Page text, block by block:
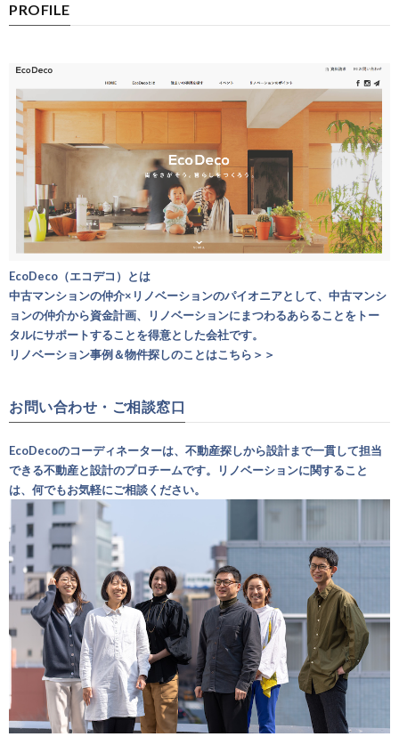
PROFILE
EcoDeco（エコデコ）とは
中古マンションの仲介×リノベーションのパイオニアとして、中古マンシ
ョンの仲介から資金計画、リノベーションにまつわるあらることをトー
タルにサポートすることを得意とした会社です。
リノベーション事例＆物件探しのことはこちら＞＞
お問い合わせ・ご相談窓口
EcoDecoのコーディネーターは、不動産探しから設計まで一貫して担当
できる不動産と設計のプロチームです。リノベーションに関すること
は、何でもお気軽にご相談ください。